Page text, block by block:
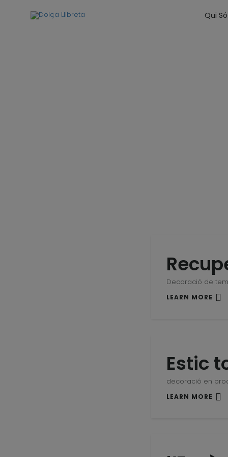
Qui
Decoració de
LEARN MORE
Estic
decoració en
LEARN MORE